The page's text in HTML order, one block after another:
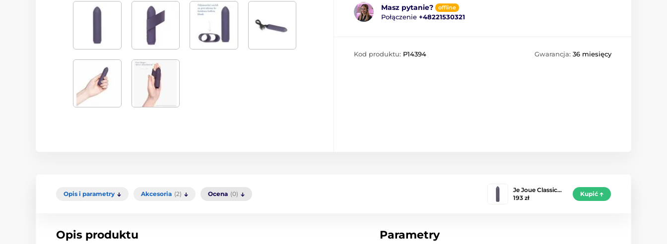
Masz pytanie? offline
Połączenie +48221530321
Kod produktu: P14394 Gwarancja: 36 miesięcy
Opis i parametry Akcesoria (2) Ocena (0)
Je Joue Classic…
193 zł
Kupić
Opis produktu Parametry